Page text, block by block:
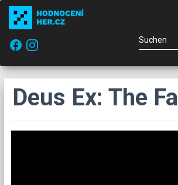
facebook
Deus Ex: The Fall